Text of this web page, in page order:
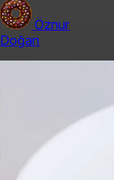
Öznur
Doğan